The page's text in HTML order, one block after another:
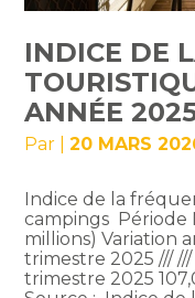
INDICE DE
ANNÉE
Par |20 MARS
Indice de la
campings Période
millions) Variation
trimestre 2025 ///
trimestre 2025